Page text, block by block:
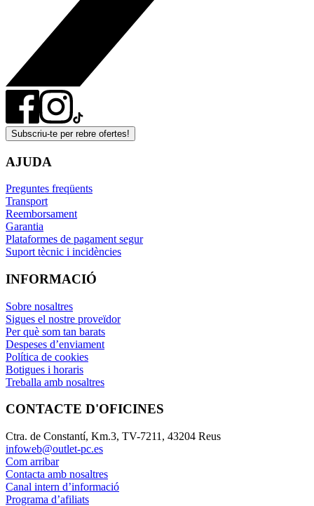
Subscriu-te per rebre ofertes!
AJUDA
Preguntes freqüents
Transport
Reemborsament
Garantia
Plataformes de pagament segur
Suport tècnic i incidències
INFORMACIÓ
Sobre nosaltres
Sigues el nostre proveïdor
Per què som tan barats
Despeses d’enviament
Política de cookies
Botigues i horaris
Treballa amb nosaltres
CONTACTE D'OFICINES
Ctra. de Constantí, Km.3, TV-7211, 43204 Reus
infoweb@outlet-pc.es
Com arribar
Contacta amb nosaltres
Canal intern d’informació
Programa d’afiliats